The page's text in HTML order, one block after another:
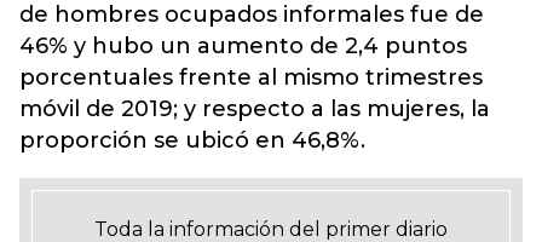
de hombres ocupados informales fue de
46% y hubo un aumento de 2,4 puntos
porcentuales frente al mismo trimestres
móvil de 2019; y respecto a las mujeres, la
proporción se ubicó en 46,8%.
Toda la información del primer diario